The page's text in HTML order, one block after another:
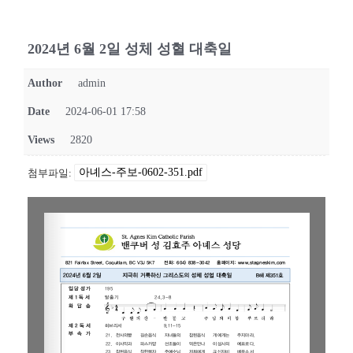
2024년 6월 2일 성체 성혈 대축일
Author admin
Date 2024-06-01 17:58
Views 2820
첨부파일: 아녜스-주보-0602-351.pdf